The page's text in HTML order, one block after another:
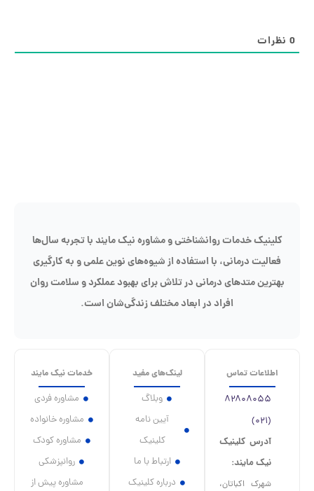
کلینیک خدمات روانشناختی و مشاوره نیک مایند با تجربه سال‌ها
فعالیت درمانی، با استفاده از شیوه‌های نوین علمی و به کارگیری
متدهای درمانی در تلاش برای بهبود عملکرد و سلامت روان
افراد در ابعاد مختلف زندگی‌شان است.
خدمات نیک مایند
مشاوره فردی
مشاوره خانواده
مشاوره کودک
روانپزشکی
مشاوره پیش از
لینک‌های مفید
آیین نامه
ارتباط با ما
درباره کلینیک
اطلاعات تماس
۸۲۸۰۸۰۵۵
آدرس کلینیک
نیک مایند:
شهرک اکباتان،